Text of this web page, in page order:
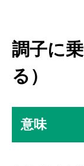
調子に
る）
意味